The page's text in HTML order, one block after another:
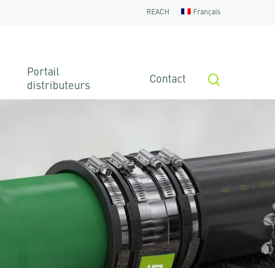
REACH Français
Portail
distributeurs
Contact